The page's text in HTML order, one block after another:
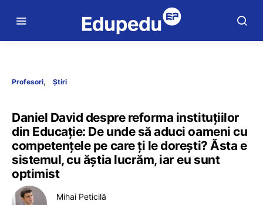
Profesori Știri
Daniel David despre reforma instituțiilor
din Educație: De unde să aduci oameni cu
competențele pe care ți le dorești? Ăsta e
sistemul, cu ăștia lucrăm, iar eu sunt
optimist
Mihai Peticilă